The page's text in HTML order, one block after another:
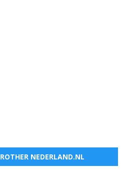
NEDERLAND.NL